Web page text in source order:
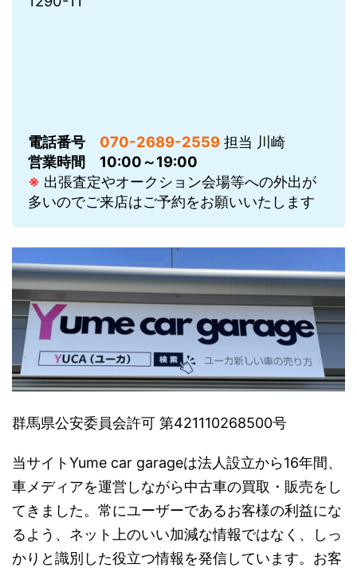
電話番号 070-2689-2559 担当 川崎
営業時間
10:00～19:00
※ 出張査定やオークション会場等への外出が
多いのでご来店はご予約をお願いいたします
群馬県公安委員会許可 第421110268500号
当サイトYume car garageは法人設立から16年間、
車メディアを運営しながら中古車の買取・販売をし
てきました。常にユーザーであるお客様の利益にな
るよう、ネット上のいい加減な情報ではなく、しっ
かりと識別した役立つ情報を発信しています。お客